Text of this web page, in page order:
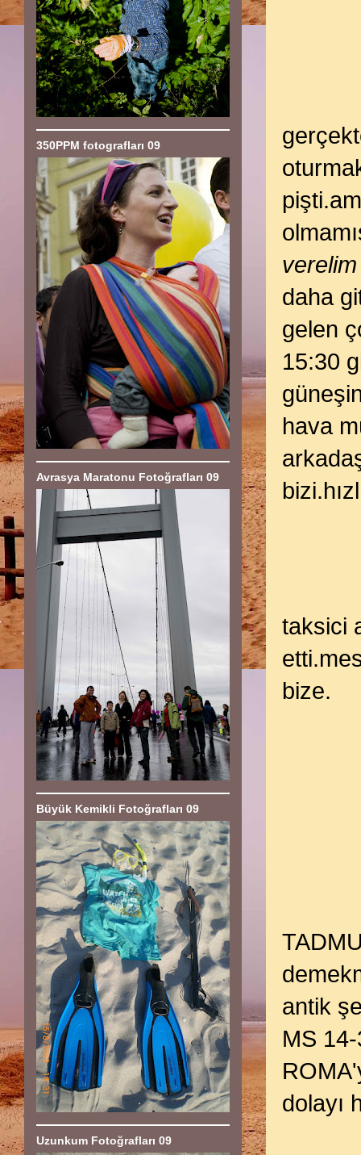
daha
gelen
15:30
hava
taksici
bize.
antik
MS
dolayı
350PPM fotografları 09
Avrasya Maratonu Fotoğrafları 09
Büyük Kemikli Fotoğrafları 09
Uzunkum Fotoğrafları 09